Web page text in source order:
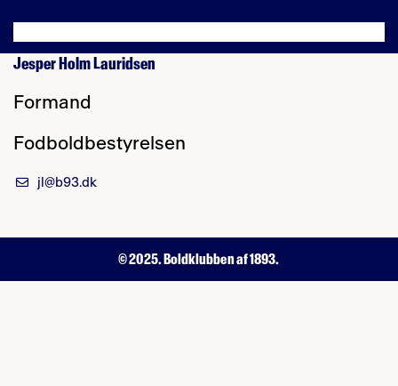
Jesper Holm Lauridsen
Formand
Fodboldbestyrelsen
jl@b93.dk
© 2025. Boldklubben af 1893.